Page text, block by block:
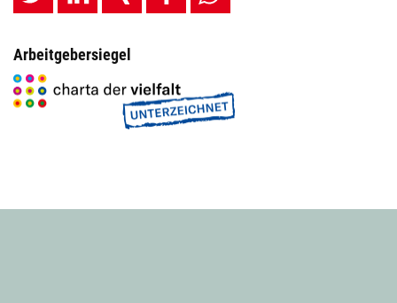
Arbeitgebersiegel